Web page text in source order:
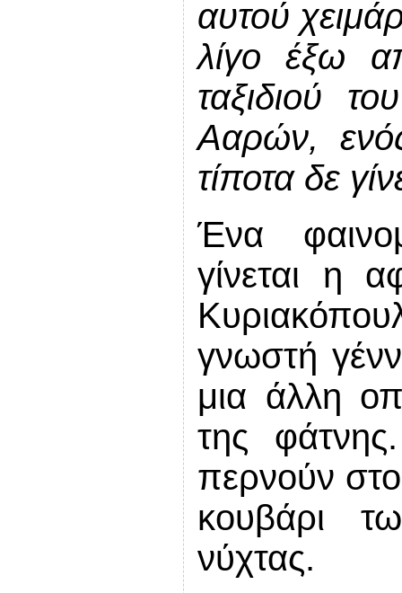
αυτού
λίγο έξω
ταξιδιού
Ααρών,
τίποτα δε
Ένα
γίνεται η
γνωστή
μια άλλη
της
περνούν στο
κουβάρι
νύχτας.